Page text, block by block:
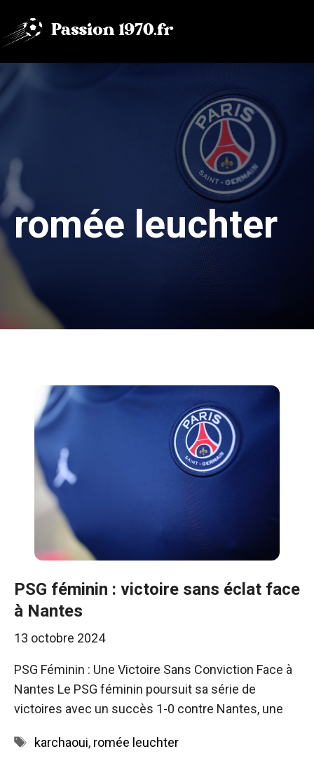
contenu
romée leuchter
PSG féminin : victoire sans éclat face
à Nantes
13 octobre 2024
PSG Féminin : Une Victoire Sans Conviction Face à
Nantes Le PSG féminin poursuit sa série de
victoires avec un succès 1-0 contre Nantes, une
Étiquettes
karchaoui, romée leuchter